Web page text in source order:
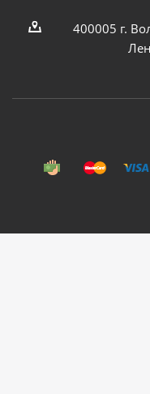
400005 г.